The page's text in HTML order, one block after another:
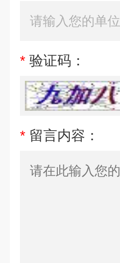
* 验证码：
* 留言内容：